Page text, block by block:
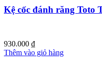
Kệ cốc đánh răng Toto
930.000 ₫
Thêm vào giỏ hàng